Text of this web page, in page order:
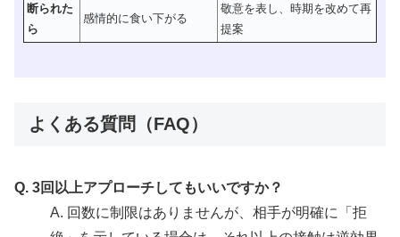
断られた
ら
感情的に食い下がる
敬意を表し、時期を改めて再
提案
よくある質問（FAQ）
Q. 3回以上アプローチしてもいいですか？
A. 回数に制限はありませんが、相手が明確に「拒